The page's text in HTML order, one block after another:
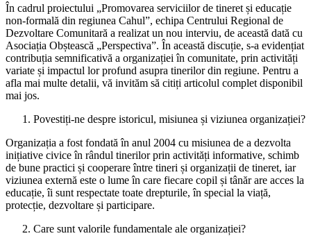
În cadrul proiectului „Promovarea serviciilor de tineret și educație
non-formală din regiunea Cahul”, echipa Centrului Regional de
Dezvoltare Comunitară a realizat un nou interviu, de această dată cu
Asociația Obștească „Perspectiva”. În această discuție, s-a evidențiat
contribuția semnificativă a organizației în comunitate, prin activități
variate și impactul lor profund asupra tinerilor din regiune. Pentru a
afla mai multe detalii, vă invităm să citiți articolul complet disponibil
mai jos.
Povestiți-ne despre istoricul, misiunea și viziunea organizației?
Organizația a fost fondată în anul 2004 cu misiunea de a dezvolta
inițiative civice în rândul tinerilor prin activități informative, schimb
de bune practici și cooperare între tineri și organizații de tineret, iar
viziunea externă este o lume în care fiecare copil și tânăr are acces la
educație, îi sunt respectate toate drepturile, în special la viață,
protecție, dezvoltare și participare.
Care sunt valorile fundamentale ale organizației?